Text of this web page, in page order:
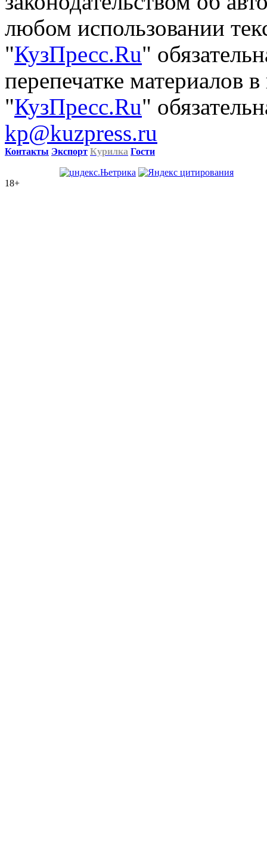
любом использовании
"КузПресс.Ru"
перепечатке материалов
"КузПресс.Ru"
kp@kuzpress.ru
Контакты Экспорт Курилка Гости
18+